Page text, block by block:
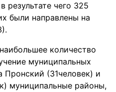
результате чего 325
были направлены на
количество
муниципальных
(31человек) и
муниципальные районы,